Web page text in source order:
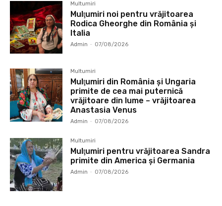
Multumiri
Mulţumiri noi pentru vrăjitoarea
Rodica Gheorghe din România și
Italia
Admin - 07/08/2026
Multumiri
Mulţumiri din România și Ungaria
primite de cea mai puternică
vrăjitoare din lume – vrăjitoarea
Anastasia Venus
Admin - 07/08/2026
Multumiri
Mulţumiri pentru vrăjitoarea Sandra
primite din America și Germania
Admin - 07/08/2026